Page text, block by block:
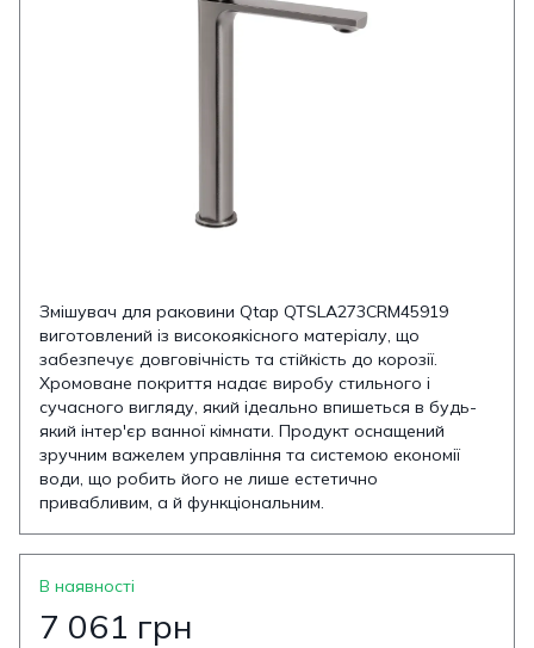
Змішувач для раковини Qtap QTSLA273CRM45919
виготовлений із високоякісного матеріалу, що
забезпечує довговічність та стійкість до корозії.
Хромоване покриття надає виробу стильного і
сучасного вигляду, який ідеально впишеться в будь-
який інтер'єр ванної кімнати. Продукт оснащений
зручним важелем управління та системою економії
води, що робить його не лише естетично
привабливим, а й функціональним.
В наявності
7 061 грн